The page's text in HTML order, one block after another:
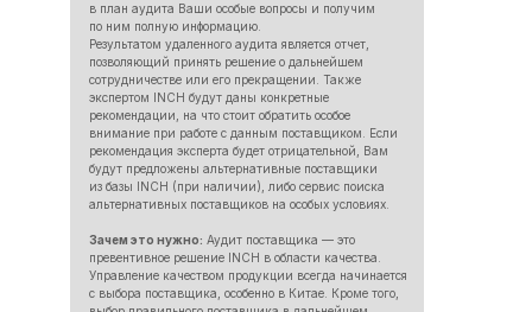
в план аудита Ваши особые вопросы и получим
по ним полную информацию.
Результатом удаленного аудита является отчет,
позволяющий принять решение о дальнейшем
сотрудничестве или его прекращении. Также
экспертом INCH будут даны конкретные
рекомендации, на что стоит обратить особое
внимание при работе с данным поставщиком. Если
рекомендация эксперта будет отрицательной, Вам
будут предложены альтернативные поcтавщики
из базы INCH (при наличии), либо сервис поиска
альтернативных поставщиков на особых условиях.
Зачем это нужно: Аудит поставщика — это
превентивное решение INCH в области качества.
Управление качеством продукции всегда начинается
с выбора поставщика, особенно в Китае. Кроме того,